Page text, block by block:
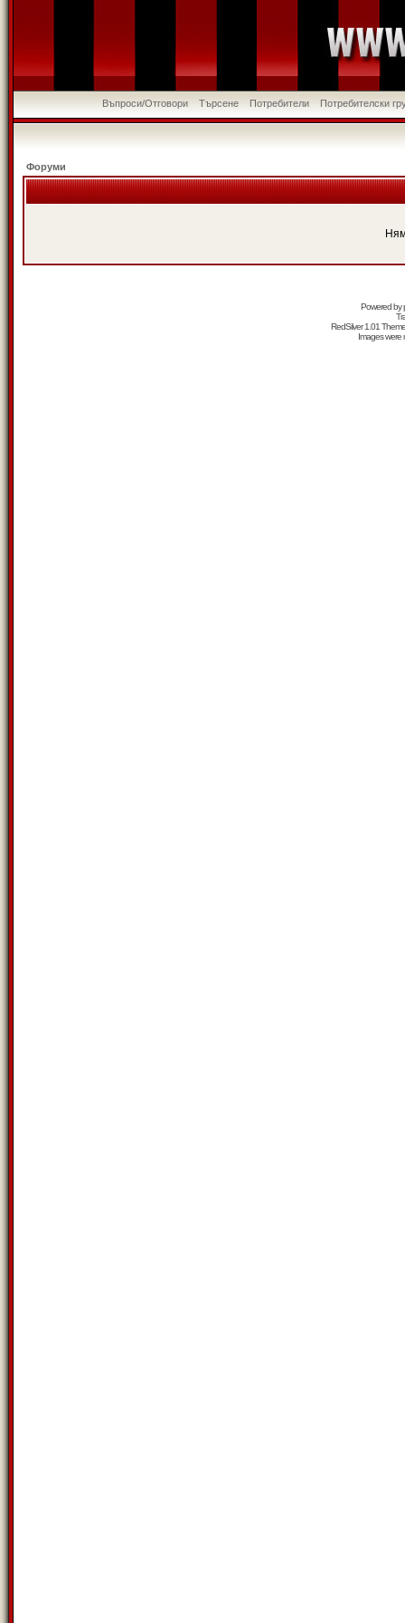
Въпроси/Отговори Търсене Потребители Потребителски
Форуми
Powered by
RedSilver 1.01
Images were